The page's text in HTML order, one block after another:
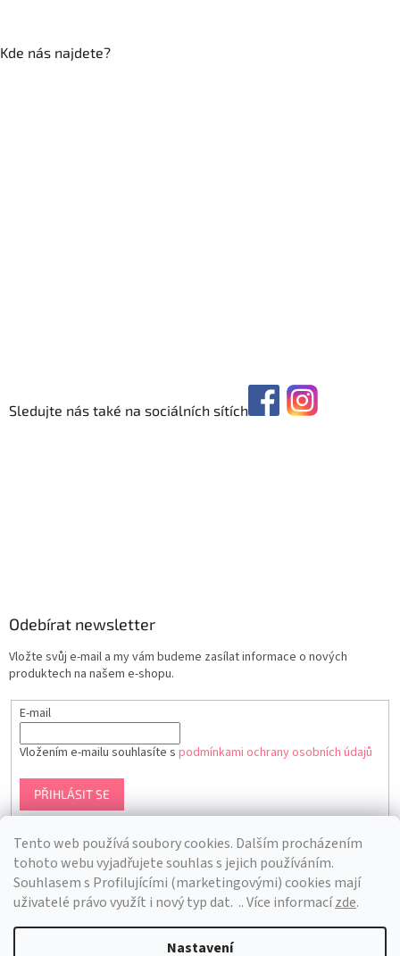
Tento web používá soubory cookies. Dalším procházením
tohoto webu vyjadřujete souhlas s jejich používáním.
Souhlasem s Profilujícími (marketingovými) cookies mají
uživatelé právo využít i nový typ dat. .. Více informacízde.
Nastavení
Kde nás najdete?
Sledujte nás také na sociálních sítích
Odebírat newsletter
Vložte svůj e-mail a my vám budeme zasílat informace o nových
produktech na našem e-shopu.
E-mail
Vložením e-mailu souhlasíte s podmínkami ochrany osobních údajů
PŘIHLÁSIT SE
Vytvořil Shoptet